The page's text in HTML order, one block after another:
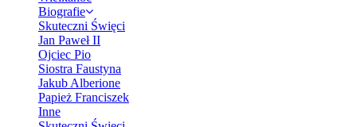
Biografie
Skuteczni Święci
Jan Paweł II
Ojciec Pio
Siostra Faustyna
Jakub Alberione
Papież Franciszek
Inne